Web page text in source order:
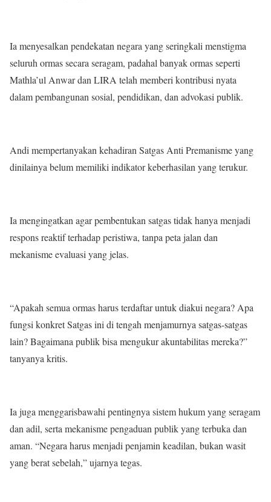
Ia menyesalkan pendekatan negara yang seringkali menstigma
seluruh ormas secara seragam, padahal banyak ormas seperti
Mathla’ul Anwar dan LIRA telah memberi kontribusi nyata
dalam pembangunan sosial, pendidikan, dan advokasi publik.
Andi mempertanyakan kehadiran Satgas Anti Premanisme yang
dinilainya belum memiliki indikator keberhasilan yang terukur.
Ia mengingatkan agar pembentukan satgas tidak hanya menjadi
respons reaktif terhadap peristiwa, tanpa peta jalan dan
mekanisme evaluasi yang jelas.
“Apakah semua ormas harus terdaftar untuk diakui negara? Apa
fungsi konkret Satgas ini di tengah menjamurnya satgas-satgas
lain? Bagaimana publik bisa mengukur akuntabilitas mereka?”
tanyanya kritis.
Ia juga menggarisbawahi pentingnya sistem hukum yang seragam
dan adil, serta mekanisme pengaduan publik yang terbuka dan
aman. “Negara harus menjadi penjamin keadilan, bukan wasit
yang berat sebelah,” ujarnya tegas.